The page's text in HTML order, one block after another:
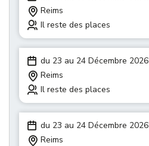
Reims
Il reste des places
du 23 au 24 Décembre 2026
Reims
Il reste des places
du 23 au 24 Décembre 2026
Reims